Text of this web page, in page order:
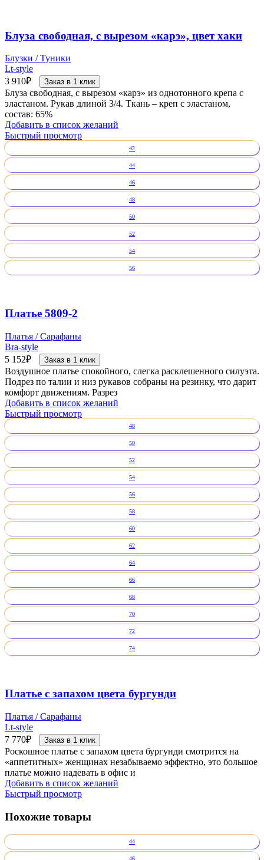
Блуза свободная, с вырезом «карэ», цвет хаки
Блузки / Туники
Lt-style
3 910₽ Заказ в 1 клик
Блуза свободная, с вырезом «карэ» из однотонного крепа с
эластаном. Рукав длиной 3/4. Ткань – креп с эластаном,
состав: 65%
Добавить в список желаний
Быстрый просмотр
42
44
46
48
50
52
54
56
Платье 5809-2
Платья / Сарафаны
Bra-style
5 152₽ Заказ в 1 клик
Воздушное платье спокойного, слегка расклешенного силуэта.
Подрез по талии и низ рукавов собраны на резинку, что дарит
комфорт движениям. Разрез
Добавить в список желаний
Быстрый просмотр
48
50
52
54
56
58
60
62
64
66
68
70
72
74
Платье с запахом цвета бургунди
Платья / Сарафаны
Lt-style
7 770₽ Заказ в 1 клик
Роскошное платье с запахом цвета бургунди смотрится на
«аппетитных» женщинах незабываемо эффектно, это большое
платье можно надевать в офис и
Добавить в список желаний
Быстрый просмотр
Похожие товары
44
46